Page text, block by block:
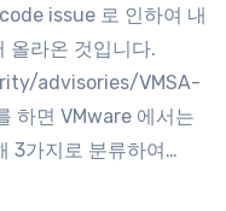
issue 로 인하여 내
올라온 것입니다.
advisories/VMSA-
하면 VMware 에서는
3가지로 분류하여…